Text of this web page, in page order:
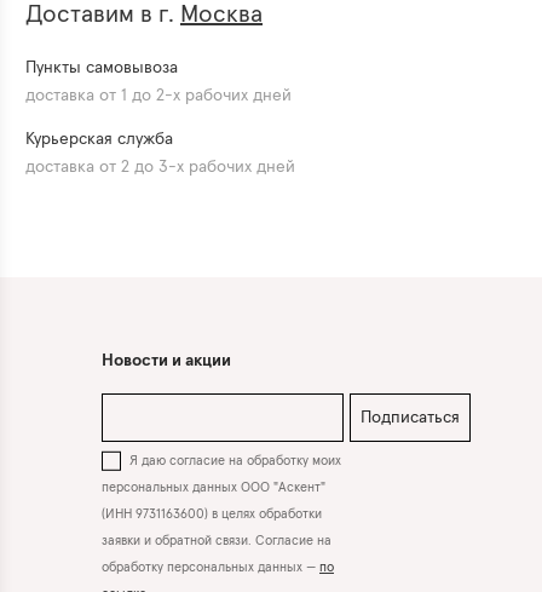
Доставим в г. Москва
Пункты самовывоза
доставка от 1 до 2-х рабочих дней
Курьерская служба
доставка от 2 до 3-х рабочих дней
Новости и акции
Подписаться
Я даю согласие на обработку моих
персональных данных ООО "Аскент"
(ИНН 9731163600) в целях обработки
заявки и обратной связи. Согласие на
обработку персональных данных — по